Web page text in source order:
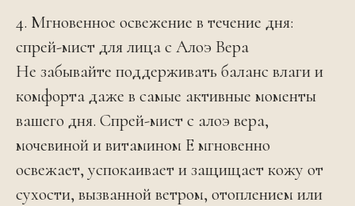
4. Мгновенное освежение в течение дня:
спрей-мист для лица с Алоэ Вера
Не забывайте поддерживать баланс влаги и
комфорта даже в самые активные моменты
вашего дня. Спрей-мист с алоэ вера,
мочевиной и витамином Е мгновенно
освежает, успокаивает и защищает кожу от
сухости, вызванной ветром, отоплением или